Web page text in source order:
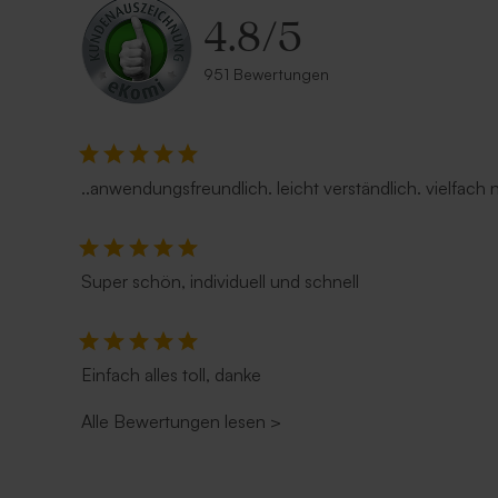
Babydecke in Nougat mit gesticktem
Namen
4.8/5
951 Bewertungen
..anwendungsfreundlich. leicht verständlich.
Super schön, individuell und schnell
Einfach alles toll, danke
Alle Bewertungen lesen >